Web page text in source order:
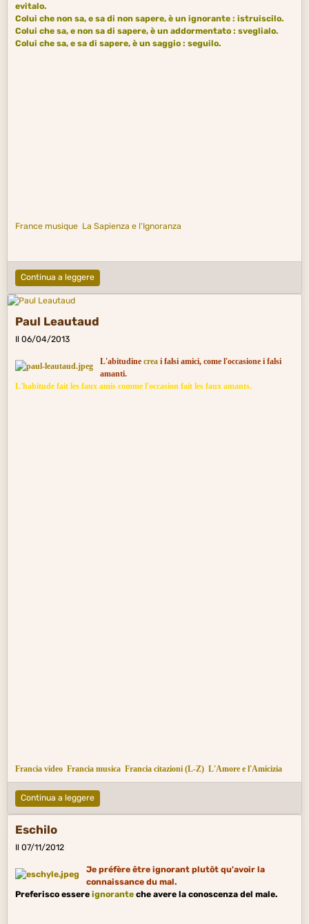
evitalo.
Colui che non sa, e sa di non sapere, è un ignorante : istruiscilo.
Colui che sa, e non sa di sapere, è un addormentato : sveglialo.
Colui che sa, e sa di sapere, è un saggio : seguilo.
France musique La Sapienza e l'Ignoranza
Continua a leggere
Paul Leautaud
Il 06/04/2013
L'abitudine creai falsi amici, come l'occasione i falsi
amanti.
L'habitude fait les faux amis comme l'occasion fait les faux amants.
Francia video Francia musica Francia citazioni (L-Z) L'Amore e l'Amicizia
Continua a leggere
Eschilo
Il 07/11/2012
Je préfère être ignorant plutôt qu'avoir la
connaissance du mal.
Preferisco essere ignoranteche avere la conoscenza del male.